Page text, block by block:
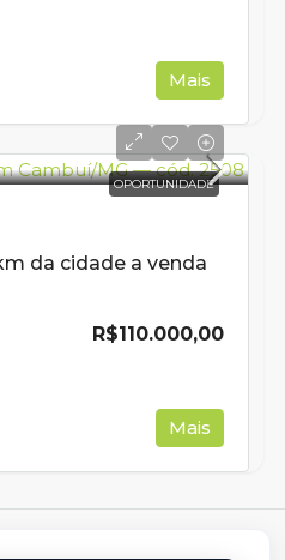
Mais
OPORTUNIDADE
da cidade a venda
R$110.000,00
Mais